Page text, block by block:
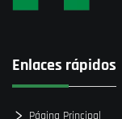
Enlaces rápidos
Página Principal